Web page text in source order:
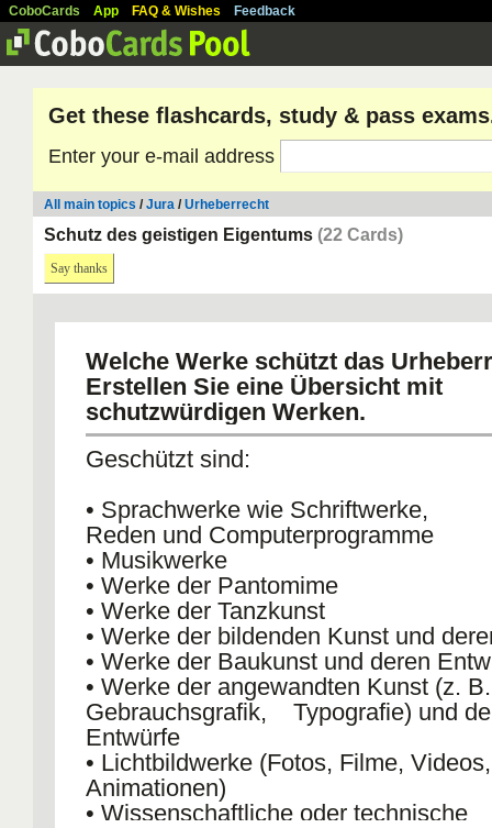
CoboCards App FAQ & Wishes Feedback
Get these flashcards, study & pass
Enter your e-mail address
All main topics /Jura /Urheberrecht
Schutz des geistigen Eigentums (22 Cards)
Say thanks
Welche Werke schützt das
Erstellen Sie eine Übersicht mit
schutzwürdigen Werken.
Geschützt sind:
• Sprachwerke wie Schriftwerke,
Reden und Computerprogramme
• Musikwerke
• Werke der Pantomime
• Werke der Tanzkunst
• Werke der bildenden Kunst und
• Werke der Baukunst und deren
• Werke der angewandten Kunst (z. B.
Gebrauchsgrafik, Typografie) und
Entwürfe
• Lichtbildwerke (Fotos, Filme, Videos,
Animationen)
• Wissenschaftliche oder technische